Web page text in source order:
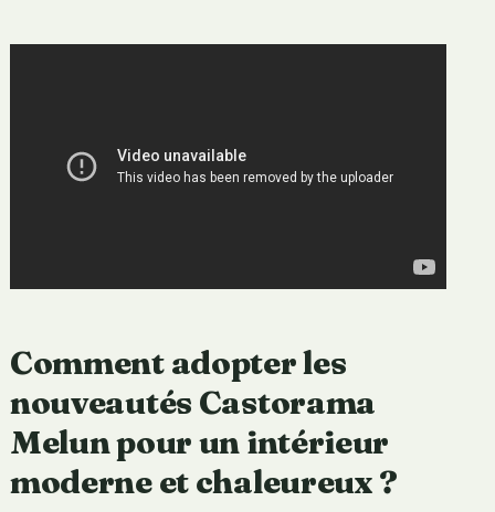
Comment adopter les
nouveautés Castorama
Melun pour un intérieur
moderne et chaleureux ?